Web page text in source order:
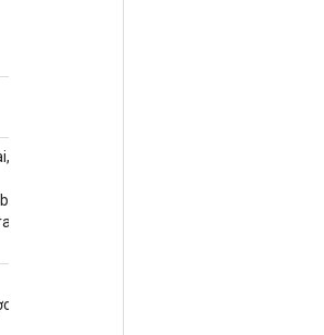
shardId dài,
gồm thao tác
cập nhật bằng thuật toán